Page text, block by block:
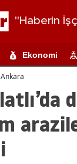
"Haberin
Ekonomi
Ankara